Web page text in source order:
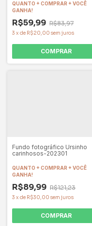
QUANTO + COMPRAR + VOCÊ
GANHA!
R$59,99 R$83,97
3 x de R$20,00 sem juros
COMPRAR
Fundo fotográfico Ursinho
carinhosos-202301
QUANTO + COMPRAR + VOCÊ
GANHA!
R$89,99 R$121,23
3 x de R$30,00 sem juros
COMPRAR